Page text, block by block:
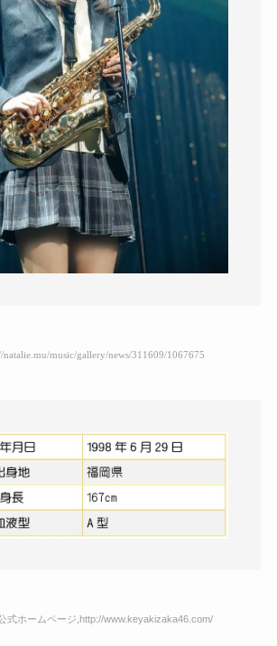
natalie.mu/music/gallery/news/311609/1067675
式ホームページ,http://www.keyakizaka46.com/